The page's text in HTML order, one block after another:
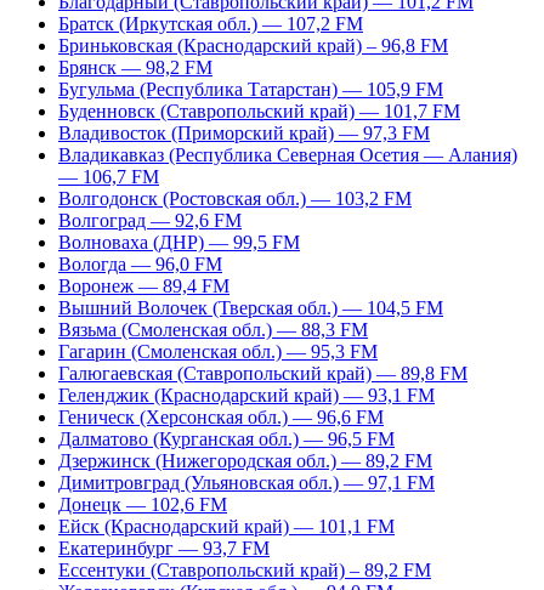
Братск (Иркутская обл.) — 107,2 FM
Бриньковская (Краснодарский край) – 96,8 FM
Брянск — 98,2 FM
Бугульма (Республика Татарстан) — 105,9 FM
Буденновск (Ставропольский край) — 101,7 FM
Владивосток (Приморский край) — 97,3 FM
Владикавказ (Республика Северная Осетия — Алания)
— 106,7 FM
Волгодонск (Ростовская обл.) — 103,2 FM
Волгоград — 92,6 FM
Волноваха (ДНР) — 99,5 FM
Вологда — 96,0 FM
Воронеж — 89,4 FM
Вышний Волочек (Тверская обл.) — 104,5 FM
Вязьма (Смоленская обл.) — 88,3 FM
Гагарин (Смоленская обл.) — 95,3 FM
Галюгаевская (Ставропольский край) — 89,8 FM
Геленджик (Краснодарский край) — 93,1 FM
Геническ (Херсонская обл.) — 96,6 FM
Далматово (Курганская обл.) — 96,5 FM
Дзержинск (Нижегородская обл.) — 89,2 FM
Димитровград (Ульяновская обл.) — 97,1 FM
Донецк — 102,6 FM
Ейск (Краснодарский край) — 101,1 FM
Екатеринбург — 93,7 FM
Ессентуки (Ставропольский край) – 89,2 FM